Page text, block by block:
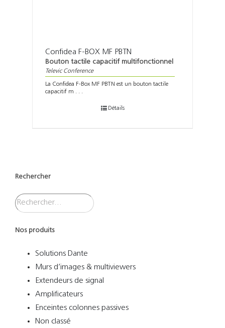
Confidea F-BOX MF PBTN
Bouton tactile capacitif multifonctionnel
Televic Conference
La Confidea F-Box MF PBTN est un bouton tactile
capacitif m . . .
Détails
Rechercher
Nos produits
Solutions Dante
Murs d’images & multiviewers
Extendeurs de signal
Amplificateurs
Enceintes colonnes passives
Non classé